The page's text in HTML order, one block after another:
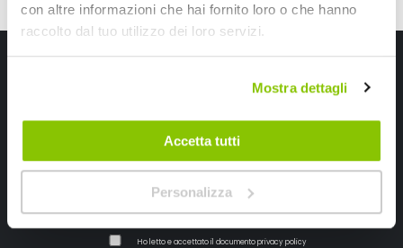
con altre informazioni che hai fornito loro o che hanno
raccolto dal tuo utilizzo dei loro servizi.
Mostra dettagli
Accetta tutti
Personalizza
Iscriviti alla newsletter Speedup
Ricevi subito uno sconto del 10% per il tuo primo acquisto online!
Ho letto e accettato il documentoprivacy policy